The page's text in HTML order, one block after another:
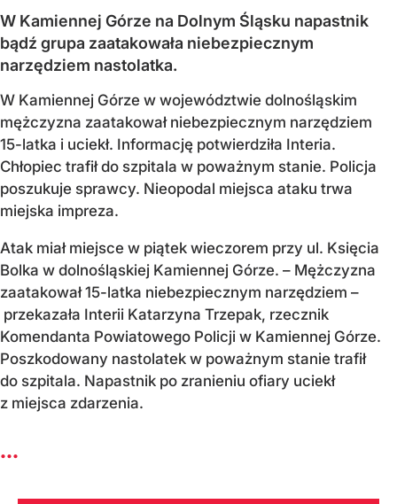
W Kamiennej Górze na Dolnym Śląsku napastnik
bądź grupa zaatakowała niebezpiecznym
narzędziem nastolatka.
W Kamiennej Górze w województwie dolnośląskim
mężczyzna zaatakował niebezpiecznym narzędziem
15-latka i uciekł. Informację potwierdziła Interia.
Chłopiec trafił do szpitala w poważnym stanie. Policja
poszukuje sprawcy. Nieopodal miejsca ataku trwa
miejska impreza.
Atak miał miejsce w piątek wieczorem przy ul. Księcia
Bolka w dolnośląskiej Kamiennej Górze. – Mężczyzna
zaatakował 15-latka niebezpiecznym narzędziem –
przekazała Interii Katarzyna Trzepak, rzecznik
Komendanta Powiatowego Policji w Kamiennej Górze.
Poszkodowany nastolatek w poważnym stanie trafił
do szpitala. Napastnik po zranieniu ofiary uciekł
z miejsca zdarzenia.
...